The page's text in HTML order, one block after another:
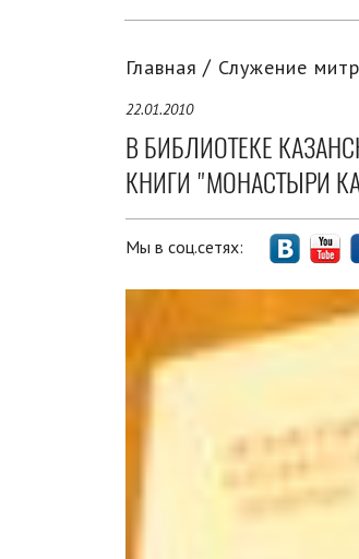
Главная Служение
22.01.2010
В БИБЛИОТЕКЕ
КНИГИ "МОНАСТЫРИ
Мы в соц.сетях: